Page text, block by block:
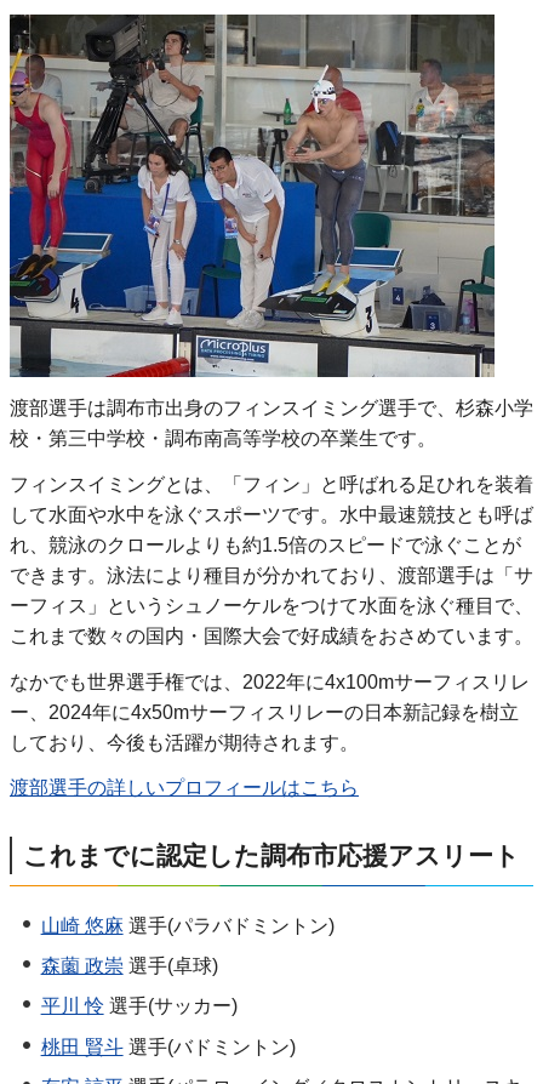
渡部選手は調布市出身のフィンスイミング選手で、杉森小学
校・第三中学校・調布南高等学校の卒業生です。
フィンスイミングとは、「フィン」と呼ばれる足ひれを装着
して水面や水中を泳ぐスポーツです。水中最速競技とも呼ば
れ、競泳のクロールよりも約1.5倍のスピードで泳ぐことが
できます。泳法により種目が分かれており、渡部選手は「サ
ーフィス」というシュノーケルをつけて水面を泳ぐ種目で、
これまで数々の国内・国際大会で好成績をおさめています。
なかでも世界選手権では、2022年に4x100mサーフィスリレ
ー、2024年に4x50mサーフィスリレーの日本新記録を樹立
しており、今後も活躍が期待されます。
渡部選手の詳しいプロフィールはこちら
これまでに認定した調布市応援アスリート
山崎 悠麻選手(パラバドミントン)
森薗 政崇選手(卓球)
平川 怜選手(サッカー)
桃田 賢斗選手(バドミントン)